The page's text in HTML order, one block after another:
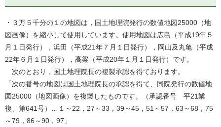
・３万５千分の１の地図は，国土地理院発行の数値地図25000（地
図画像）を縮小して使用しています。使用地図は広島（平成19年５
月１日発行），浜田（平成21年７月１日発行），岡山及丸亀（平成
22年６月１日発行），高梁（平成20年１月１日発行）です。
次のとおり，国土地理院長の複製承認を得ております。
「次の番号の地図は国土地理院長の承認を得て、同院発行の数値地
図25000（地図画像）を複製したものです。（承認番号 平21業
複、第641号）…１～22，27～33，39～45，51～57，63～68，75
～79，86～90，97」